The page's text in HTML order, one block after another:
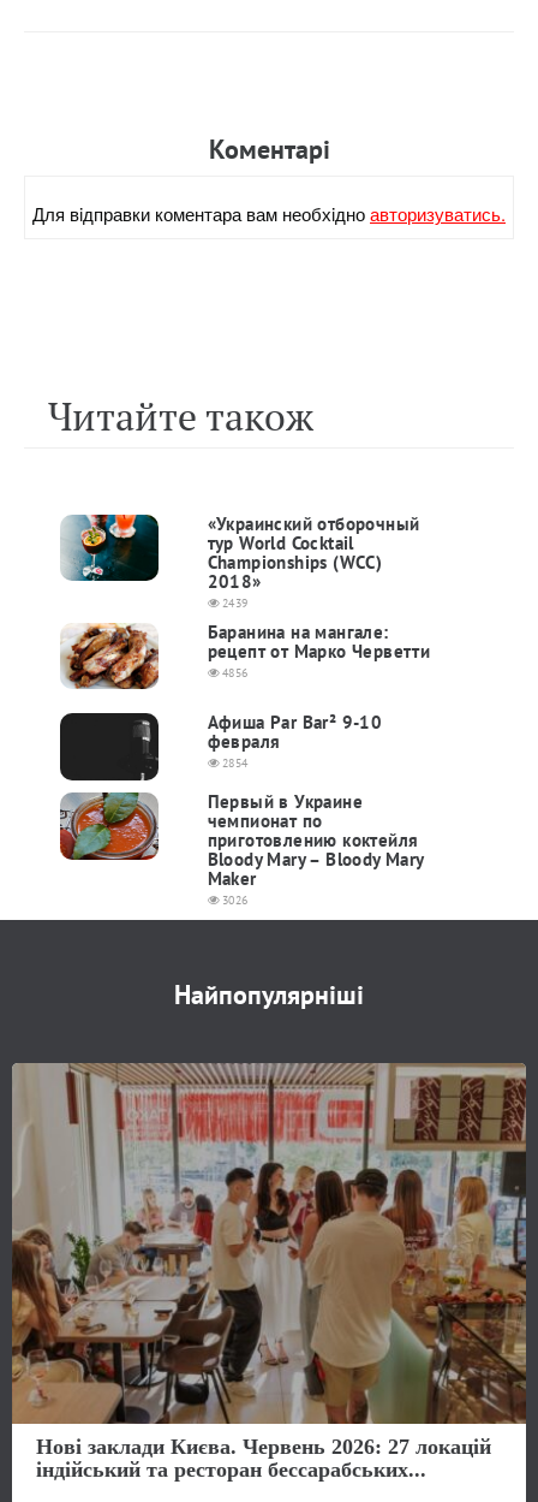
Коментарi
Для вiдправки коментара вам необхiдноавторизуватись.
Читайте також
«Украинский отборочный
тур World Cocktail
Championships (WCC)
2018»
2439
Баранина на мангале:
рецепт от Марко Черветти
4856
Афиша Par Bar² 9-10
февраля
2854
Первый в Украине
чемпионат по
приготовлению коктейля
Bloody Mary – Bloody Mary
Maker
3026
Найпопулярніші
Нові заклади Києва. Червень 2026: 27 локацій
індійський та ресторан бессарабських...